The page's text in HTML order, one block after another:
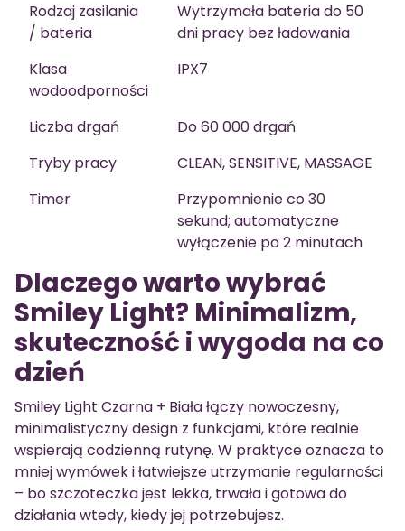
Rodzaj zasilania
/ bateria
Wytrzymała bateria do 50
dni pracy bez ładowania
Klasa
wodoodporności
IPX7
Liczba drgań
Do 60 000 drgań
Tryby pracy
CLEAN, SENSITIVE, MASSAGE
Timer
Przypomnienie co 30
sekund; automatyczne
wyłączenie po 2 minutach
Dlaczego warto wybrać
Smiley Light? Minimalizm,
skuteczność i wygoda na co
dzień
Smiley Light Czarna + Biała łączy nowoczesny,
minimalistyczny design z funkcjami, które realnie
wspierają codzienną rutynę. W praktyce oznacza to
mniej wymówek i łatwiejsze utrzymanie regularności
– bo szczoteczka jest lekka, trwała i gotowa do
działania wtedy, kiedy jej potrzebujesz.